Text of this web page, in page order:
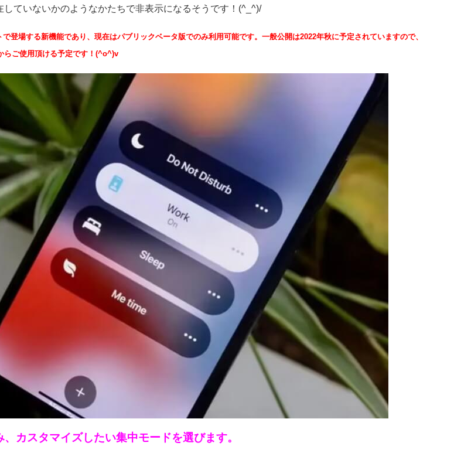
ていないかのようなかたちで非表示になるそうです！(^_^)/
登場する新機能であり、現在はパブリックベータ版でのみ利用可能です。一般公開は2022年秋に予定されていますので、
らご使用頂ける予定です！(^o^)v
カスタマイズしたい集中モードを選びます。